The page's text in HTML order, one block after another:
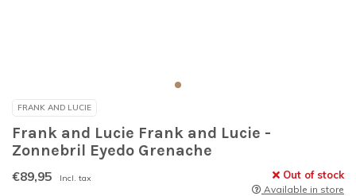
FRANK AND LUCIE
Frank and Lucie Frank and Lucie -
Zonnebril Eyedo Grenache
€89,95 Incl. tax Out of stock
Available in store